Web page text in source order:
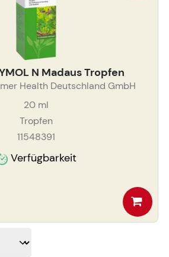
N Madaus Tropfen
Health Deutschland GmbH
20 ml
Tropfen
11548391
Verfügbarkeit